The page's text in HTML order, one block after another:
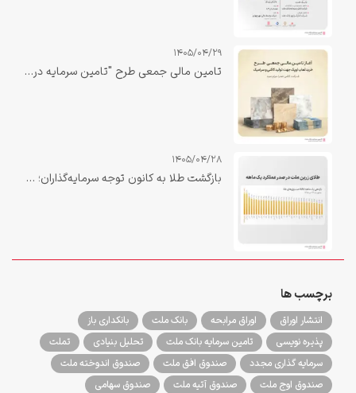
1405/04/29
تامین مالی جمعی طرح "تامین سرمایه در گردش خرید لعاب اوپک جهت تولید کاشی و سرامیک"
1405/04/28
بازگشت طلا به کانون توجه سرمایه‌گذاران؛ «زرین ملت» در صدر بازدهی یک‌ماهه صندوق‌های طلا
برچسب ها
انتشار اوراق اوراق مرابحه بانک ملت
بانکداری باز
پذیره نویسی
تامین سرمایه بانک ملت تحلیل بنیادی
تملت
سرمایه گذاری مجدد
صندوق افق ملت
صندوق اندوخته ملت
صندوق اوج ملت
صندوق آتیه ملت
صندوق سهامی